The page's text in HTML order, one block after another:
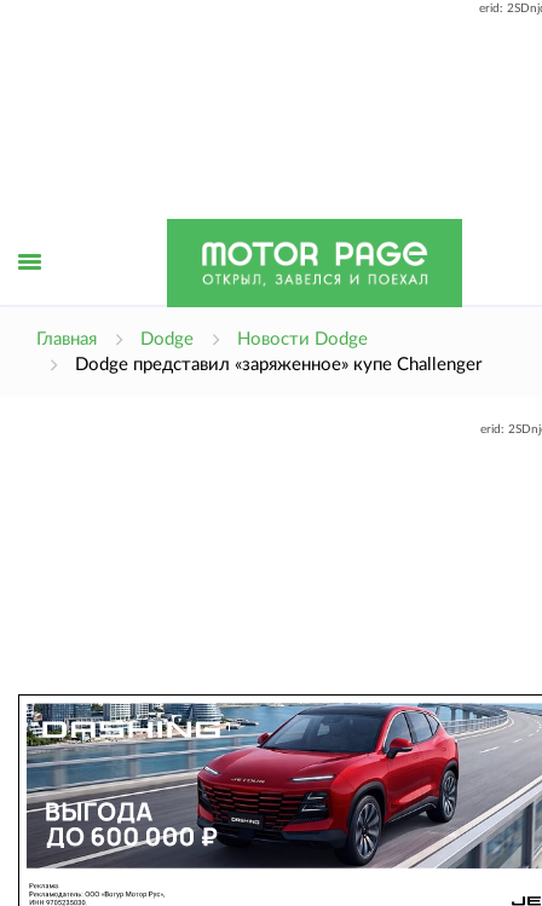
erid:
Главная Dodge
Новости Dodge
Dodge представил «заряженное» купе Challenger
erid: